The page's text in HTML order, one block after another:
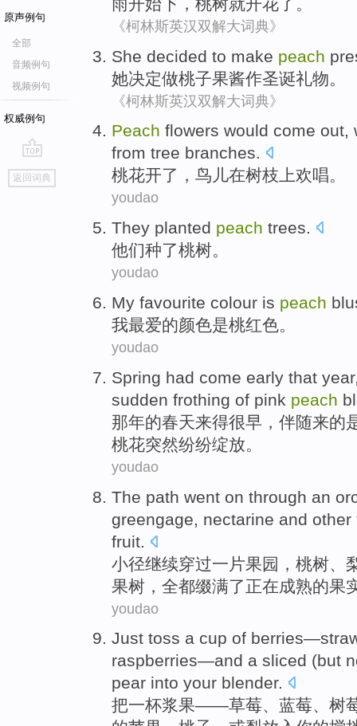
原声例句
全部
音频例句
视频例句
权威例句
go
top
返回词典
《柯林斯英汉双解大词典》
She decided to make peach
她决定做桃子果酱作圣诞礼物。
《柯林斯英汉双解大词典》
Peach flowers would come out,
from tree branches.
桃花开了，鸟儿在树枝上欢唱。
youdao
They planted peach trees.
他们种了桃树。
youdao
My favourite colour is peach
我最爱的颜色是桃红色。
youdao
Spring had come early that
sudden frothing of pink peach
那年的春天来得很早 ，伴随来的
桃花突然纷纷绽放。
youdao
The path went on through an
greengage
nectarine and other
fruit
小径继续穿过一 片果园 ， 桃树
果树 ， 全都缀满了正在成熟的果
youdao
Just toss a cup of berries—
raspberries—and a sliced (but
pear into your blender.
把一杯浆果——草莓、蓝莓、树